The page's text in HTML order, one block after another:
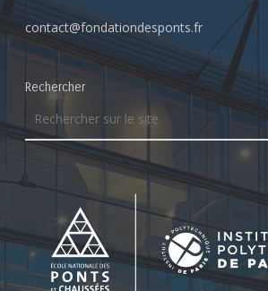
contact@fondationdesponts.fr
Rechercher